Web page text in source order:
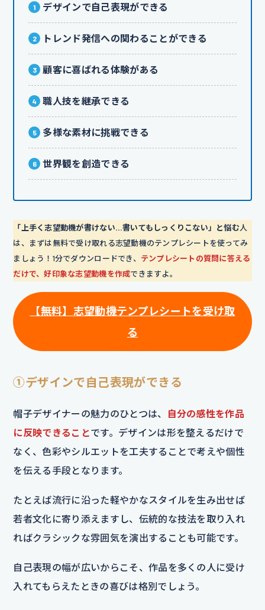
デザインで自己表現ができる
トレンド発信への関わることができる
顧客に喜ばれる体験がある
職人技を継承できる
多様な素材に挑戦できる
世界観を創造できる
「上手く志望動機が書けない…書いてもしっくりこない」と悩む人
は、まずは無料で受け取れる志望動機のテンプレシートを使ってみ
ましょう！1分でダウンロードでき、 テンプレシートの質問に答える
だけで、好印象な志望動機を作成できますよ。
【無料】 志望動機テンプレシートを受け取
る
①デザインで自己表現ができる
帽子デザイナーの魅力のひとつは、
自分の感性を作品
に反映できることです。デザインは形を整えるだけで
なく、色彩やシルエットを工夫することで考えや個性
を伝える手段となります。
たとえば流行に沿った軽やかなスタイルを生み出せば
若者文化に寄り添えますし、伝統的な技法を取り入れ
ればクラシックな雰囲気を演出することも可能です。
自己表現の幅が広いからこそ、作品を多くの人に受け
入れてもらえたときの喜びは格別でしょう。